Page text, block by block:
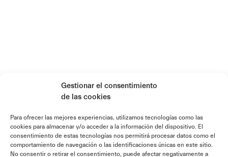
Gestionar el consentimiento
de las cookies
Para ofrecer las mejores experiencias, utilizamos tecnologías como las
cookies para almacenar y/o acceder a la información del dispositivo. El
consentimiento de estas tecnologías nos permitirá procesar datos como el
comportamiento de navegación o las identificaciones únicas en este sitio.
No consentir o retirar el consentimiento, puede afectar negativamente a